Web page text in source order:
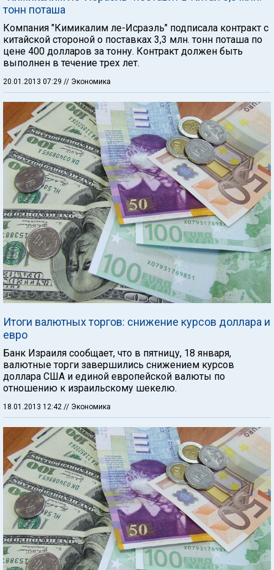
тонн поташа
Компания "Кимикалим ле-Исраэль" подписала контракт с
китайской стороной о поставках 3,3 млн. тонн поташа по
цене 400 долларов за тонну. Контракт должен быть
выполнен в течение трех лет.
20.01.2013 07:29 // Экономика
Итоги валютных торгов: снижение курсов доллара и
евро
Банк Израиля сообщает, что в пятницу, 18 января,
валютные торги завершились снижением курсов
доллара США и единой европейской валюты по
отношению к израильскому шекелю.
18.01.2013 12:42 // Экономика